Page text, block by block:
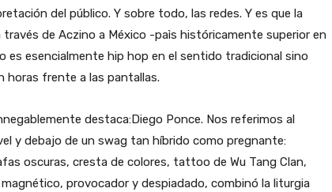
del público. Y sobre todo, las redes. Y es que la
de Aczino a México -paìs históricamente superior en
es esencialmente hip hop en el sentido tradicional sino
horas frente a las pantallas.
destaca:Diego Ponce. Nos referimos al
y debajo de un swag tan híbrido como pregnante:
oscuras, cresta de colores, tattoo de Wu Tang Clan,
provocador y despiadado, combinó la liturgia